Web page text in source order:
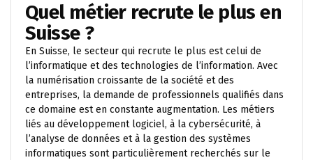
Quel métier recrute le plus en
Suisse ?
En Suisse, le secteur qui recrute le plus est celui de
l’informatique et des technologies de l’information. Avec
la numérisation croissante de la société et des
entreprises, la demande de professionnels qualifiés dans
ce domaine est en constante augmentation. Les métiers
liés au développement logiciel, à la cybersécurité, à
l’analyse de données et à la gestion des systèmes
informatiques sont particulièrement recherchés sur le